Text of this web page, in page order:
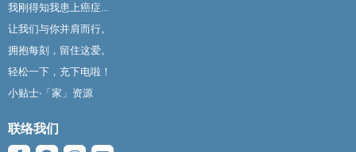
我刚得知我患上癌症...
让我们与你并肩而行。
拥抱每刻，留住这爱。
轻松一下，充下电啦！
小贴士‧「家」资源
联络我们